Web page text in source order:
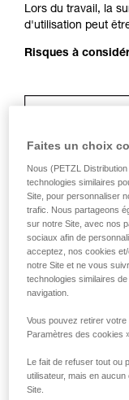
Lors du travail, la
d'utilisation peut
Risques à
de maintien
Faites un choix
Nous (PETZL
technologies similaires
Site, pour personnaliser
trafic. Nous partageons
sur notre Site, avec nos
sociaux afin de
acceptez, nos cookies
notre Site et ne vous
technologies similaires
navigation.
Vous pouvez retirer
Paramètres des cookies
Le fait de refuser tout ou
utilisateur, mais en
Site.